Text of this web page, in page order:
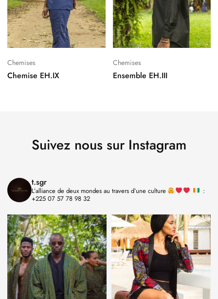
Chemises
Chemise EH.IX
Chemises
Ensemble EH.III
Suivez nous sur Instagram
t.sgr
L’alliance de deux mondes au travers d’une culture
:
+225 07 57 78 98 32